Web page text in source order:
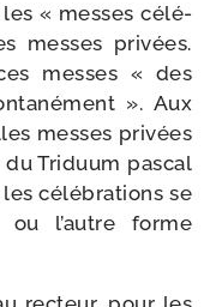
les « messes célé­
messes pri­vées.
messes « des
». Aux
messes pri­vées
Triduum pas­cal
célé­bra­tions se
l’autre forme